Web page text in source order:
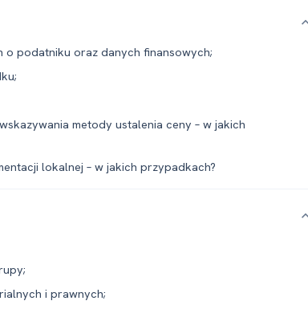
podatniku oraz danych finansowych;
metody ustalenia ceny – w jakich
lokalnej – w jakich przypadkach?
i prawnych;